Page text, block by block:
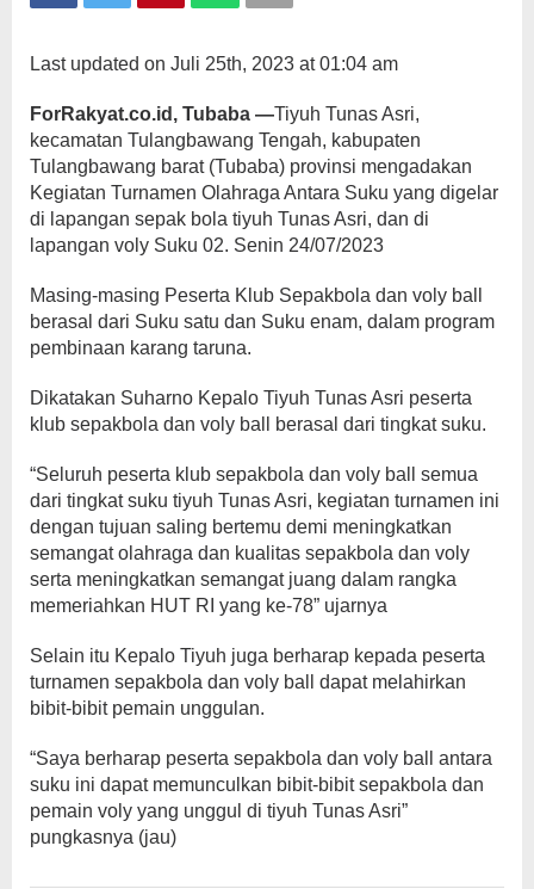
Last updated on Juli 25th, 2023 at 01:04 am
ForRakyat.co.id, Tubaba —Tiyuh Tunas Asri,
kecamatan Tulangbawang Tengah, kabupaten
Tulangbawang barat (Tubaba) provinsi mengadakan
Kegiatan Turnamen Olahraga Antara Suku yang digelar
di lapangan sepak bola tiyuh Tunas Asri, dan di
lapangan voly Suku 02. Senin 24/07/2023
Masing-masing Peserta Klub Sepakbola dan voly ball
berasal dari Suku satu dan Suku enam, dalam program
pembinaan karang taruna.
Dikatakan Suharno Kepalo Tiyuh Tunas Asri peserta
klub sepakbola dan voly ball berasal dari tingkat suku.
“Seluruh peserta klub sepakbola dan voly ball semua
dari tingkat suku tiyuh Tunas Asri, kegiatan turnamen ini
dengan tujuan saling bertemu demi meningkatkan
semangat olahraga dan kualitas sepakbola dan voly
serta meningkatkan semangat juang dalam rangka
memeriahkan HUT RI yang ke-78” ujarnya
Selain itu Kepalo Tiyuh juga berharap kepada peserta
turnamen sepakbola dan voly ball dapat melahirkan
bibit-bibit pemain unggulan.
“Saya berharap peserta sepakbola dan voly ball antara
suku ini dapat memunculkan bibit-bibit sepakbola dan
pemain voly yang unggul di tiyuh Tunas Asri”
pungkasnya (jau)